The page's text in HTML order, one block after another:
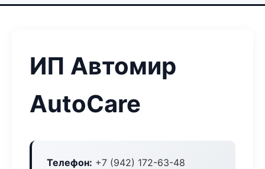
ИП Автомир
AutoCare
Телефон: +7 (942) 172-63-48